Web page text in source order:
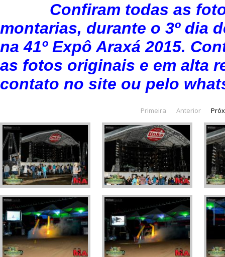
Confiram todas as
montarias, durante o 3º dia
na 41º Expô Araxá 2015.
as fotos originais e em alta
contato no site ou pelo
Primeira Anterior